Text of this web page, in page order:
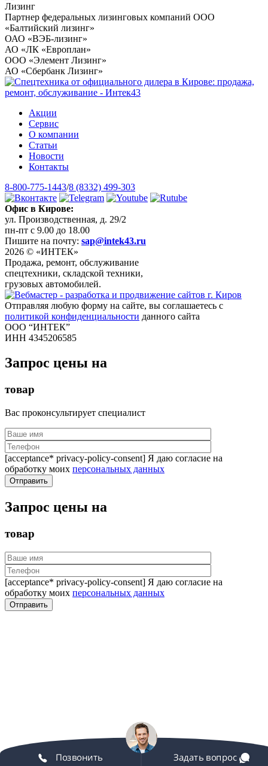
Лизинг
Партнер федеральных лизинговых компаний ООО
«Балтийский лизинг»
ОАО «ВЭБ-лизинг»
АО «ЛК «Европлан»
ООО «Элемент Лизинг»
АО «Сбербанк Лизинг»
Акции
Сервис
О компании
Статьи
Новости
Контакты
8-800-775-1443/8 (8332) 499-303
Офис в Кирове:
ул. Производственная, д. 29/2
пн-пт с 9.00 до 18.00
Пишите на почту: sap@intek43.ru
2026 © «ИНТЕК»
Продажа, ремонт, обслуживание
спецтехники, складской техники,
грузовых автомобилей.
Отправляя любую форму на сайте, вы соглашаетесь с
политикой конфиденциальности данного сайта
ООО “ИНТЕК”
ИНН 4345206585
Запрос цены на
товар
Вас проконсультирует специалист
[acceptance* privacy-policy-consent] Я даю согласие на
обработку моих персональных данных
Запрос цены на
товар
[acceptance* privacy-policy-consent] Я даю согласие на
обработку моих персональных данных
Позвонить Задать вопрос